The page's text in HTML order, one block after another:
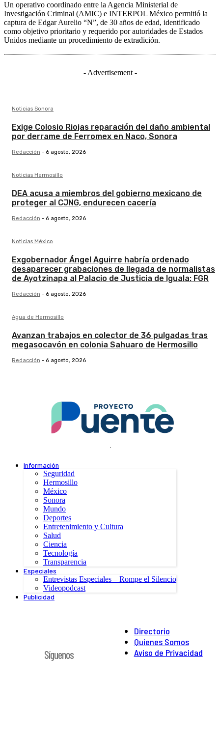
Un operativo coordinado entre la Agencia Ministerial de
Investigación Criminal (AMIC) e INTERPOL México permitió la
captura de Edgar Aurelio “N”, de 30 años de edad, identificado
como objetivo prioritario y requerido por autoridades de Estados
Unidos mediante un procedimiento de extradición.
- Advertisement -
Noticias Sonora
Exige Colosio Riojas reparación del daño ambiental
por derrame de Ferromex en Naco, Sonora
Redacción - 6 agosto, 2026
Noticias Hermosillo
DEA acusa a miembros del gobierno mexicano de
proteger al CJNG, endurecen cacería
Redacción - 6 agosto, 2026
Noticias México
Exgobernador Ángel Aguirre habría ordenado
desaparecer grabaciones de llegada de normalistas
de Ayotzinapa al Palacio de Justicia de Iguala: FGR
Redacción - 6 agosto, 2026
Agua de Hermosillo
Avanzan trabajos en colector de 36 pulgadas tras
megasocavón en colonia Sahuaro de Hermosillo
Redacción - 6 agosto, 2026
.
Información
Seguridad
Hermosillo
México
Sonora
Mundo
Deportes
Entretenimiento y Cultura
Salud
Ciencia
Tecnología
Transparencia
Especiales
Entrevistas Especiales – Rompe el Silencio
Videopodcast
Publicidad
Directorio
Quienes Somos
Aviso de Privacidad
Síguenos